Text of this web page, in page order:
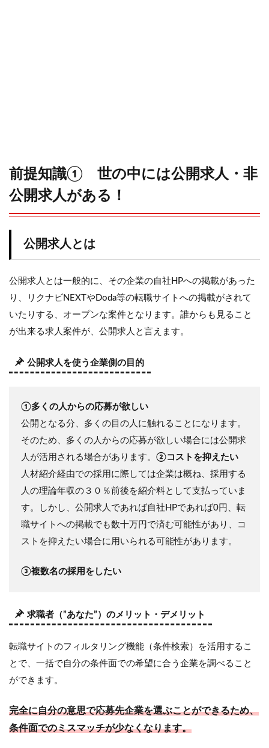
知識
②
転職
エー
ジェ
合型
と専
型・
特化
型の
主に
二つ
があ
2.1
ージ
トと
は
2.2
専門
特化
型エ
ェン
トと
3
③
RA（ﾘ
ﾝｸﾞｱ
ｻﾞｰ）
と
ﾄﾞﾊﾞｲ
ｻﾞ
ｰ）・
前提知識① 世の中には公開求人・非
公開求人がある！
公開求人とは
公開求人とは一般的に、その企業の自社HPへの掲載があった
り、リクナビNEXTやDoda等の転職サイトへの掲載がされて
いたりする、オープンな案件となります。誰からも見ること
が出来る求人案件が、公開求人と言えます。
公開求人を使う企業側の目的
①多くの人からの応募が欲しい
公開となる分、多くの目の人に触れることになります。
そのため、多くの人からの応募が欲しい場合には公開求
人が活用される場合があります。 ②コストを抑えたい
人材紹介経由での採用に際しては企業は概ね、採用する
人の理論年収の３０％前後を紹介料として支払っていま
す。しかし、公開求人であれば自社HPであれば0円、転
職サイトへの掲載でも数十万円で済む可能性があり、コ
ストを抑えたい場合に用いられる可能性があります。
③複数名の採用をしたい
求職者（”あなた”）のメリット・デメリット
転職サイトのフィルタリング機能（条件検索）を活用するこ
とで、一括で自分の条件面での希望に合う企業を調べること
ができます。
完全に自分の意思で応募先企業を選ぶことができるため、
条件面でのミスマッチが少なくなります。